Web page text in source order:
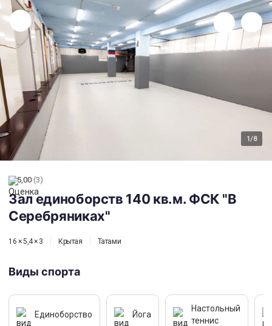
1/8
Зал единоборств 140 кв.м. ФСК "В Серебряниках"
5,00 (3)
Зал единоборств 140 кв.м. ФСК "В
Серебряниках"
16 × 5,4 × 3 Крытая Татами
Виды спорта
Единоборство Йога
Настольный
теннис